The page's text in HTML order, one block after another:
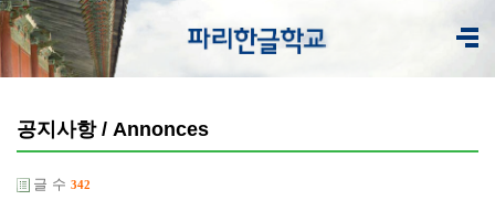
공지사항 / Annonces
글 수 342